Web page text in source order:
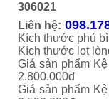
306021
Liên hệ:
Kích thước phủ
Kích thước lọt
Giá sản phẩm
2.800.000đ
Giá sản phẩm